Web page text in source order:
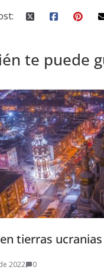
te puede
tierras ucranias
2022 0